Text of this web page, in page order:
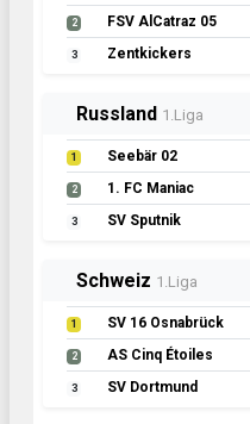
2 FSV AlCatraz 05
3 Zentkickers
Russland 1.Liga
1 Seebär 02
2 1. FC Maniac
3 SV Sputnik
Schweiz 1.Liga
1 SV 16 Osnabrück
2 AS Cinq Étoiles
3 SV Dortmund